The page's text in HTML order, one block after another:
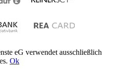
eG verwendet ausschließlich
Ok